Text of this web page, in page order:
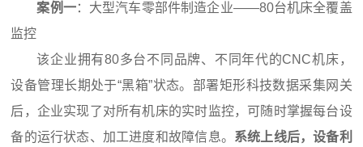
案例一：大型汽车零部件制造企业——80台机床全覆盖
监控
该企业拥有80多台不同品牌、不同年代的CNC机床，
设备管理长期处于“黑箱”状态。部署矩形科技数据采集网关
后，企业实现了对所有机床的实时监控，可随时掌握每台设
备的运行状态、加工进度和故障信息。 系统上线后，设备利